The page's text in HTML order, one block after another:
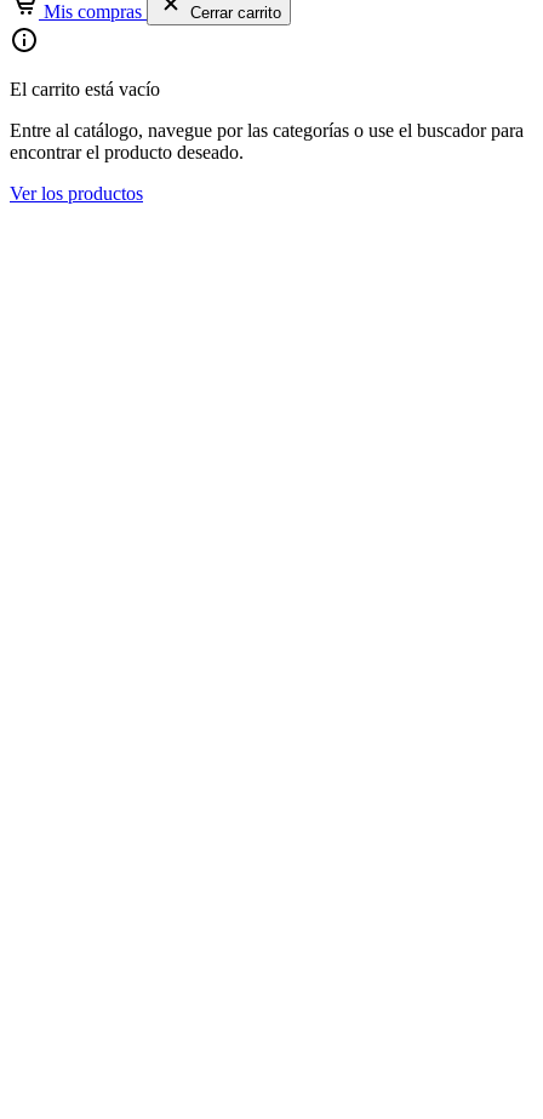
Mis compras Cerrar carrito
El carrito está vacío
Entre al catálogo, navegue por las categorías o use el buscador para
encontrar el producto deseado.
Ver los productos